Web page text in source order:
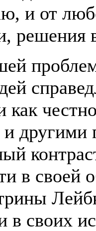
и от
как
другими
в своей
в своих